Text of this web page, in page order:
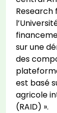
Research
sur une
des
est basé
agricole
(RAID) ».